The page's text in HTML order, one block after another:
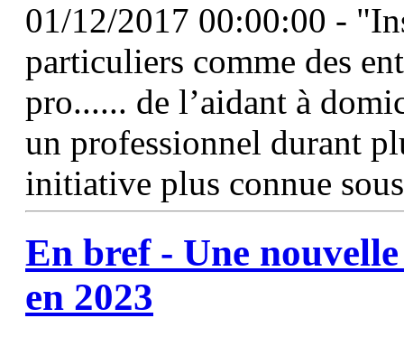
01/12/2017 00:00:00 -
particuliers comme des
pro...... de l’aidant à
un professionnel durant
initiative plus connue
En bref - Une
en 2023